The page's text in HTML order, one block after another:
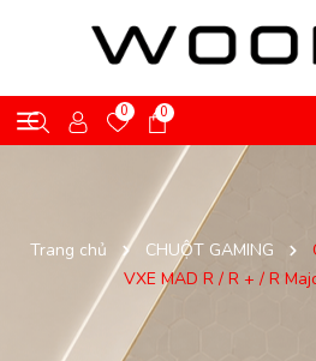
0 0
Trang chủ CHUỘT GAMING
VXE MAD R / R + / R